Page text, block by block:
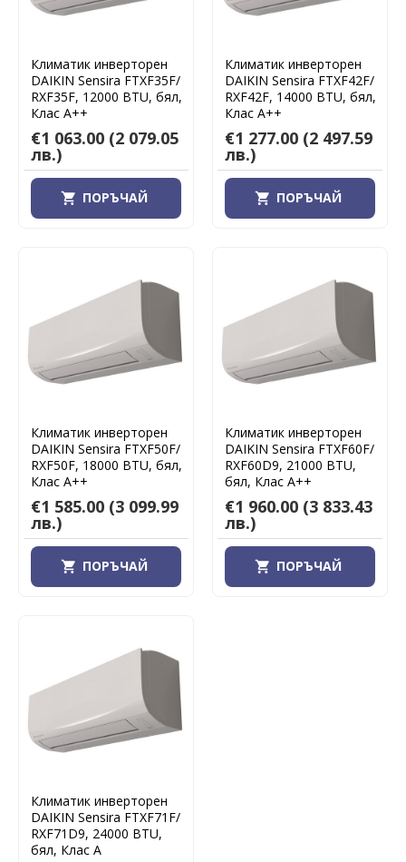
Климатик инверторен
DAIKIN Sensira FTXF35F/
RXF35F, 12000 BTU, бял,
Клас А++
€1 063.00 (2 079.05
лв.)
ПОРЪЧАЙ
Климатик инверторен
DAIKIN Sensira FTXF42F/
RXF42F, 14000 BTU, бял,
Клас А++
€1 277.00 (2 497.59
лв.)
ПОРЪЧАЙ
Климатик инверторен
DAIKIN Sensira FTXF50F/
RXF50F, 18000 BTU, бял,
Клас А++
€1 585.00 (3 099.99
лв.)
ПОРЪЧАЙ
Климатик инверторен
DAIKIN Sensira FTXF60F/
RXF60D9, 21000 BTU,
бял, Клас А++
€1 960.00 (3 833.43
лв.)
ПОРЪЧАЙ
Климатик инверторен
DAIKIN Sensira FTXF71F/
RXF71D9, 24000 BTU,
бял, Клас А